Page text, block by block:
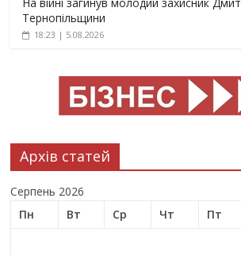
Тернопільщини
18:23 | 5.08.2026
Архів статей
Серпень 2026
Пн
Вт Ср Чт Пт